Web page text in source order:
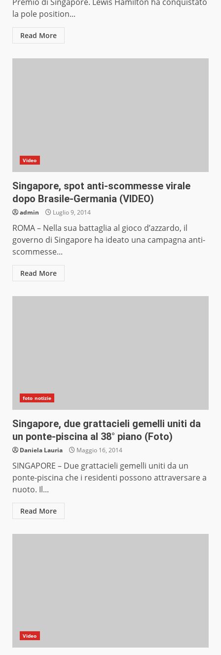
la pole position...
Read More
Video
Singapore, spot anti-scommesse virale
dopo Brasile-Germania (VIDEO)
admin Luglio 9, 2014
ROMA – Nella sua battaglia al gioco d’azzardo, il
governo di Singapore ha ideato una campagna anti-
scommesse...
Read More
foto notizie
Singapore, due grattacieli gemelli uniti da
un ponte-piscina al 38° piano (Foto)
Daniela Lauria Maggio 16, 2014
SINGAPORE – Due grattacieli gemelli uniti da un
ponte-piscina che i residenti possono attraversare a
nuoto. Il...
Read More
Video